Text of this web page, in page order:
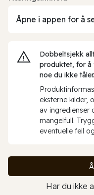
Åpne i appen for å
Dobbeltsjekk
produktet, for å
noe du ikke tåler.
eksterne kilder,
av ingredienser
mangelfull.
eventuelle feil
Har du ikke